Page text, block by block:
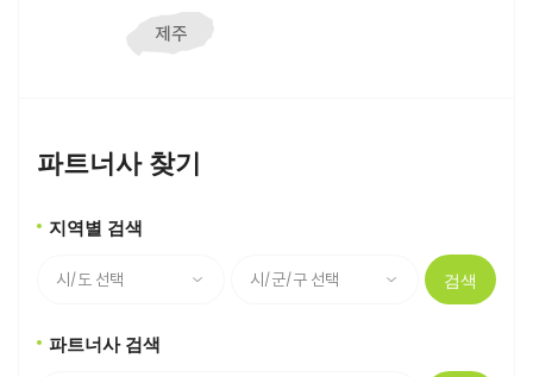
파트너사 찾기
지역별 검색
검색
파트너사 검색